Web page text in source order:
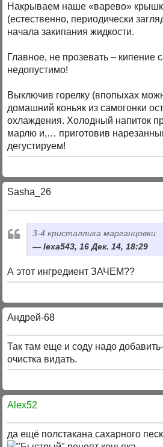
Накрываем наше «варево»
(естественно, периодически
начала закипания жидкости.
Главное, не прозевать – кипение
недопустимо!
Выключив горелку (впопыхах
домашний коньяк из самогонки
охлаждения. Холодный напиток
марлю и,… приготовив
дегустируем!
Sasha_26
3-4 кристаллика марганцовки.
lexa543, 16 Дек. 14, 18:29
А этот ингредиент ЗАЧЕМ??
Андрей-68
Так там еще и соду надо
очистка видать.
Alex52
да ещё полстакана сахарного